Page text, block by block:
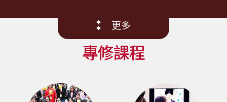
術的不同範疇及學術文化的進程。此外，更
會給予機會讓同學展示他們的出版成果、音
樂表演及藝術創作等。本學部與浸大音樂學
教授悉心指導同學學習。課堂以外，同學也
更多
專修課程